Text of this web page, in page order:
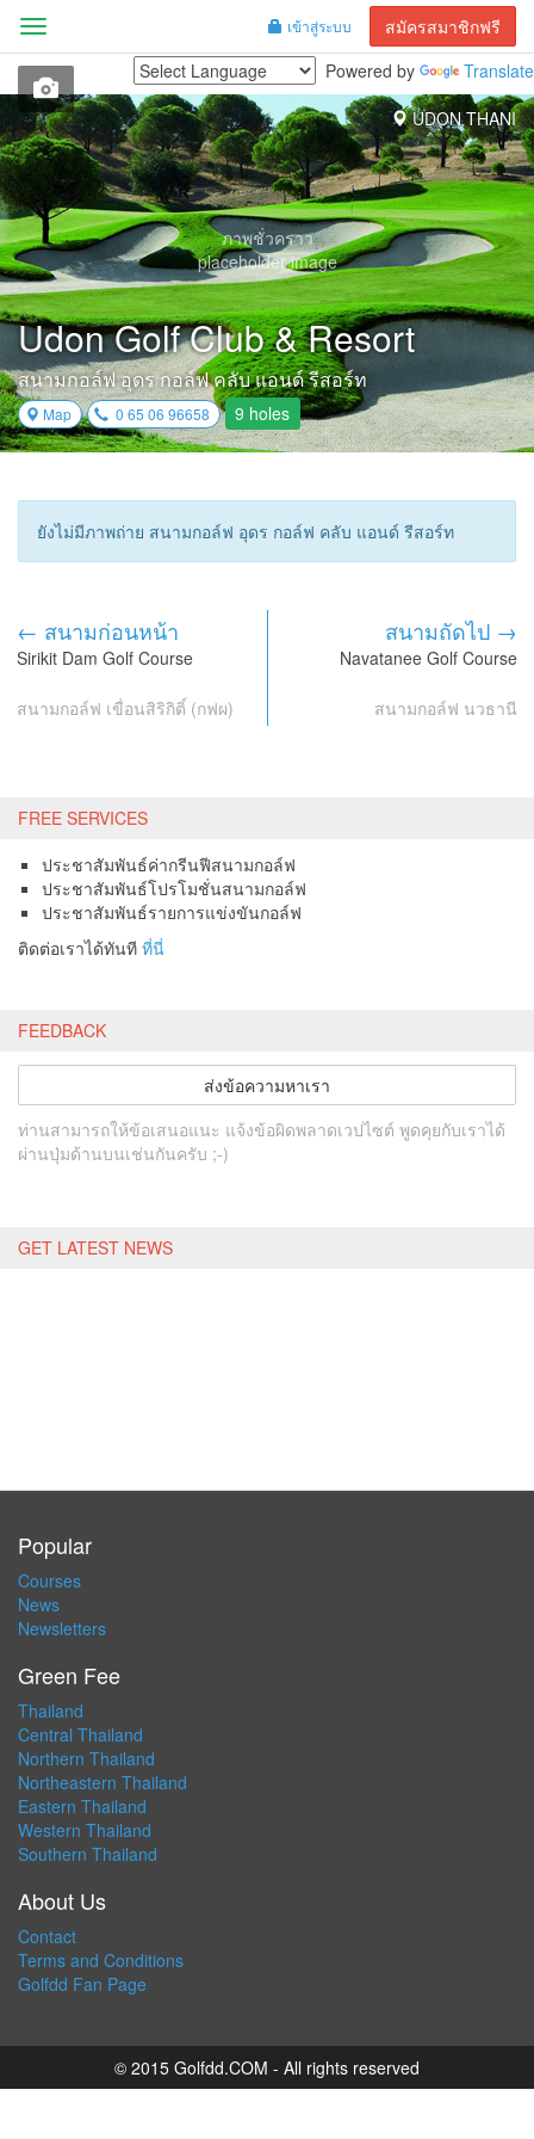
เข้าสู่ระบบ สมัครสมาชิกฟรี
Menu
Powered by
Translate
UDON THANI
ภาพชั่วคราว
placeholder image
Udon Golf Club & Resort
สนามกอล์ฟ อุดร กอล์ฟ คลับ แอนด์ รีสอร์ท
Map 0 65 06 96658 9 holes
ยังไม่มีภาพถ่าย สนามกอล์ฟ อุดร กอล์ฟ คลับ แอนด์ รีสอร์ท
← สนามก่อนหน้า
Sirikit Dam Golf Course
สนามกอล์ฟ เขื่อนสิริกิติ์ (กฟผ)
สนามถัดไป →
Navatanee Golf Course
สนามกอล์ฟ นวธานี
FREE SERVICES
ประชาสัมพันธ์ค่ากรีนฟีสนามกอล์ฟ
ประชาสัมพันธ์โปรโมชั่นสนามกอล์ฟ
ประชาสัมพันธ์รายการแข่งขันกอล์ฟ
ติดต่อเราได้ทันที ที่นี่
FEEDBACK
ส่งข้อความหาเรา
ท่านสามารถให้ข้อเสนอแนะ แจ้งข้อผิดพลาดเวปไซต์ พูดคุยกับเราได้
ผ่านปุ่มด้านบนเช่นกันครับ ;-)
GET LATEST NEWS
Popular
Courses
News
Newsletters
Green Fee
Thailand
Central Thailand
Northern Thailand
Northeastern Thailand
Eastern Thailand
Western Thailand
Southern Thailand
About Us
Contact
Terms and Conditions
Golfdd Fan Page
© 2015 Golfdd.COM - All rights reserved